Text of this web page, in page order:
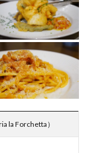
la Forchetta）